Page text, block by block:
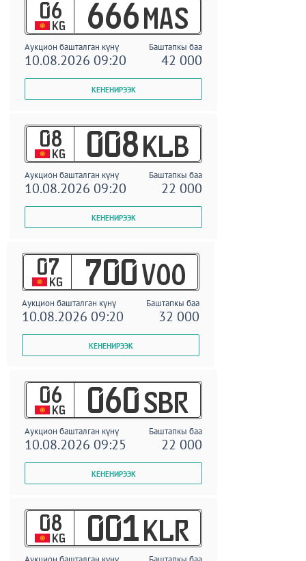
06
KG 666 MAS
Аукцион башталган күнү Баштапкы баа
10.08.2026 09:20 42 000
08
KG 008 KLB
Аукцион башталган күнү Баштапкы баа
10.08.2026 09:20 22 000
07
KG 700 VOO
Аукцион башталган күнү Баштапкы баа
10.08.2026 09:20 32 000
06
KG 060 SBR
Аукцион башталган күнү Баштапкы баа
10.08.2026 09:25 22 000
08
KG 001 KLR